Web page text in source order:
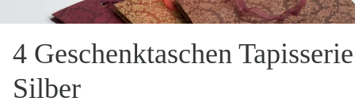
4 Geschenktaschen Tapisserie
Silber